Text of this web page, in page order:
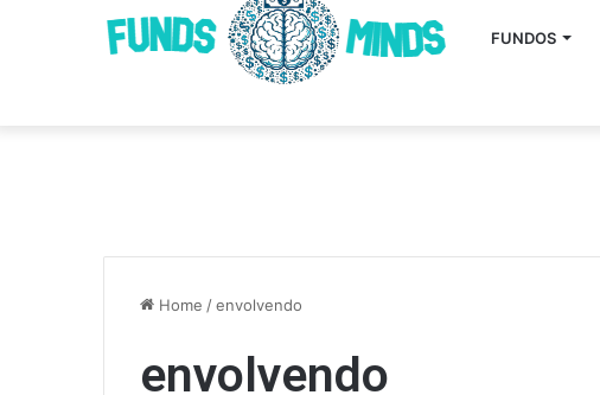
FUNDOS
Home /envolvendo
envolvendo